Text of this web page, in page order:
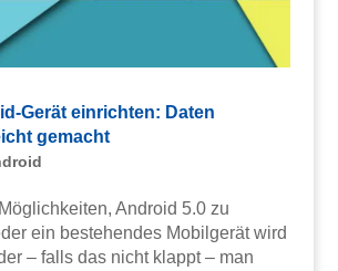
Gerät einrichten: Daten
gemacht
Android 5.0 zu
ein bestehendes Mobilgerät wird
– falls das nicht klappt – man